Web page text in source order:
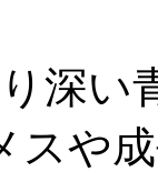
深い
スや